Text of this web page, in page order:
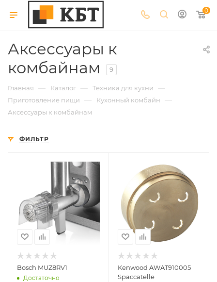
0
Аксессуары к
комбайнам
9
Главная — Каталог — Техника для кухни —
Приготовление пищи — Кухонный комбайн —
Аксессуары к комбайнам
ФИЛЬТР
Bosch MUZ8RV1
Достаточно
Kenwood AWAT910005
Spaccatelle